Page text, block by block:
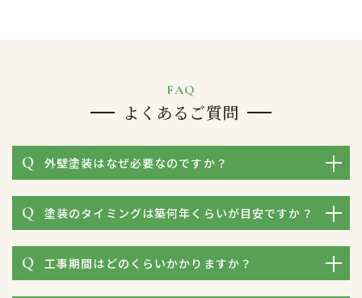
り
FAQ
よくあるご質問
外壁塗装はなぜ必要なのですか？
塗装のタイミングは築何年くらいが目安ですか？
工事期間はどのくらいかかりますか？